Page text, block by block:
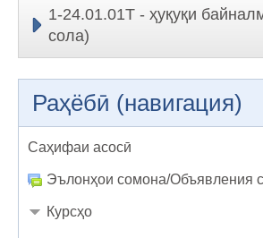
1-24.01.01Т - ҳуқуқи
сола)
Раҳёбӣ (навигация)
Саҳифаи асосӣ
Эълонҳои сомона/Объявления
Курсҳо